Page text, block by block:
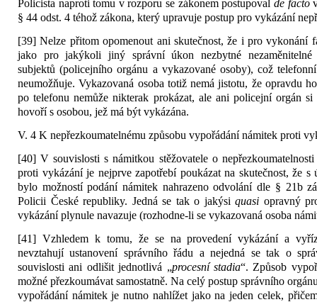
Policista naproti tomu v rozporu se zákonem postupoval de facto
§ 44 odst. 4 téhož zákona, který upravuje postup pro vykázání
[39] Nelze přitom opomenout ani skutečnost, že i pro vykonání
jako pro jakýkoli jiný správní úkon nezbytné nezaměnitelné
subjektů (policejního orgánu a vykazované osoby), což
neumožňuje. Vykazovaná osoba totiž nemá jistotu, že opravdu
po telefonu nemůže nikterak prokázat, ale ani policejní orgán
hovoří s osobou, jež má být vykázána.
V. 4 K nepřezkoumatelnému způsobu vypořádání námitek proti
[40] V souvislosti s námitkou stěžovatele o
proti vykázání je nejprve zapotřebí poukázat na skutečnost, že
bylo možností podání námitek nahrazeno odvolání dle § 21b
Policii České republiky. Jedná se tak o jakýsiquasi opravný
vykázání plynule navazuje (rozhodne-li se vykazovaná osoba
[41] Vzhledem k tomu, že se na provedení vykázání a
nevztahují ustanovení správního řádu a nejedná se tak o
souvislosti ani odlišit jednotlivá „procesní stadia“. Způsob
možné přezkoumávat samostatně. Na celý postup správního
vypořádání námitek je nutno nahlížet jako na jeden celek,